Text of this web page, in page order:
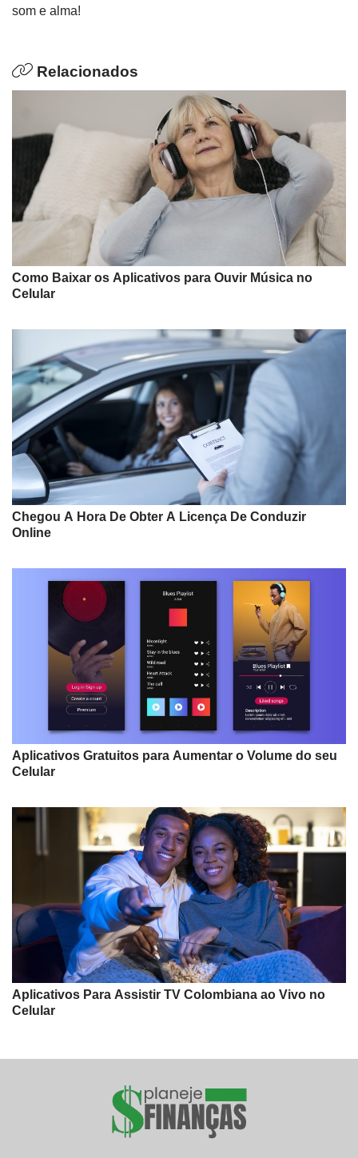
som e alma!
Relacionados
Como Baixar os Aplicativos para Ouvir Música no
Celular
Chegou A Hora De Obter A Licença De Conduzir
Online
Aplicativos Gratuitos para Aumentar o Volume do seu
Celular
Aplicativos Para Assistir TV Colombiana ao Vivo no
Celular